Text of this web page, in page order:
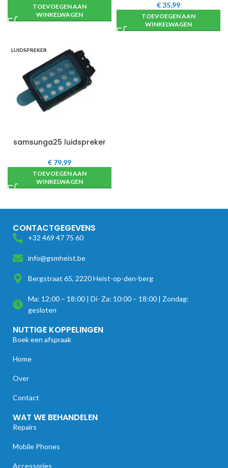
TOEVOEGEN AAN
WINKELWAGEN
€35,99
TOEVOEGEN AAN
WINKELWAGEN
LUIDSPREKER
samsunga25 luidspreker
€ 79,99
TOEVOEGEN AAN
WINKELWAGEN
CONTACTGEGEVENS
+32 469 47 75 60
info@gsmheist.be
Bergstraat 65, 2220 Heist-op-den-berg
Ma: 12:00 – 18:00 | Di- Za: 10:00 – 18:00 | Zondag:
gesloten
NUTTIGE KOPPELINGEN
Boek een afspraak
Home
Over
Contact
WAT WE BEHANDELEN
Repairs
Mobile Phones
Accessories